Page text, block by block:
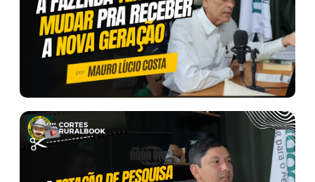
Desde 2012, a Ruralbook conecta o agronegócio à
informação de qualidade, gestão estratégica e inovação.
Somos um portal 100% voltado para o agro brasileiro, com
conteúdos que fortalecem o produtor rural, valorizam o